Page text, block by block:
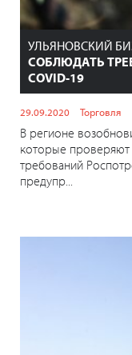
УЛЬЯНОВСКИЙ
СОБЛЮДАТЬ
COVID-19
29.09.2020 Торговля
В регионе
которые
требований
предупр...